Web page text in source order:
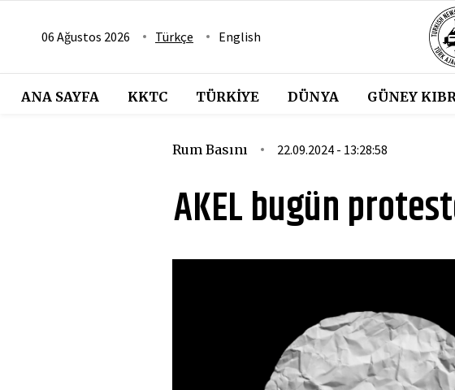
06 Ağustos 2026 Türkçe English
ANA SAYFA KKTC TÜRKIYE DÜNYA GÜNEY
Rum Basını 22.09.2024 - 13:28:58
AKEL bugün